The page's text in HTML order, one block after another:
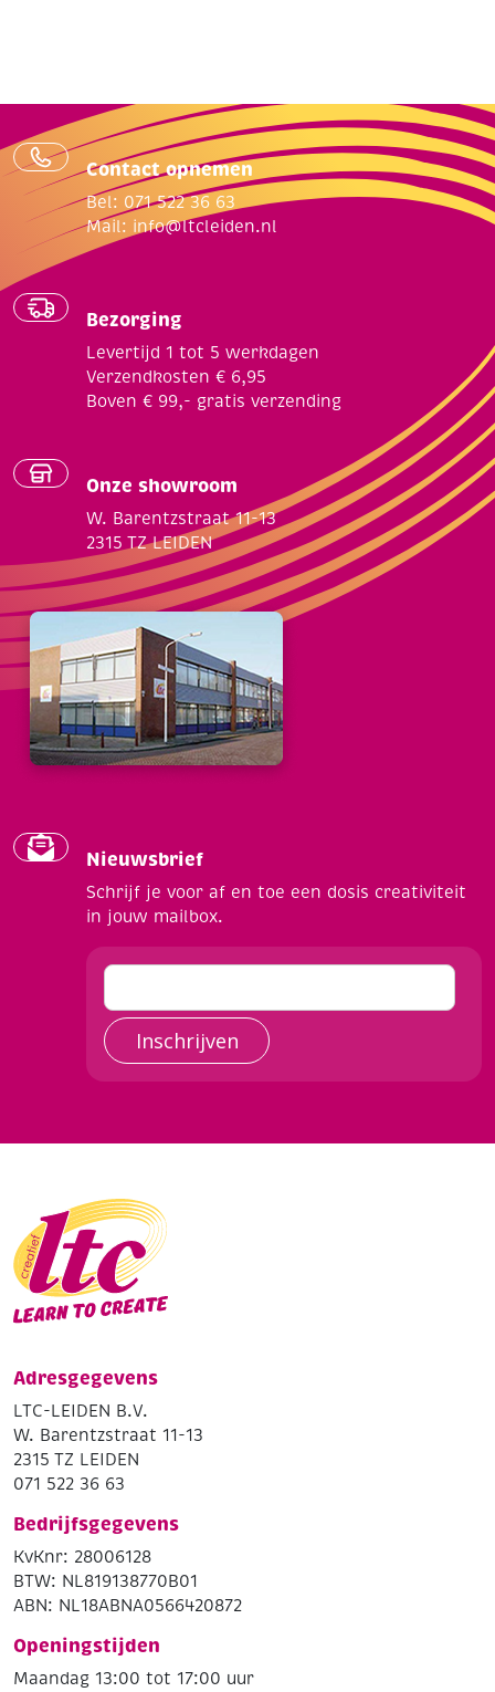
Contact opnemen
Bel: 071 522 36 63
Mail: info@ltcleiden.nl
Bezorging
Levertijd 1 tot 5 werkdagen
Verzendkosten € 6,95
Boven € 99,- gratis verzending
Onze showroom
W. Barentzstraat 11-13
2315 TZ LEIDEN
Nieuwsbrief
Schrijf je voor af en toe een dosis creativiteit
in jouw mailbox.
Inschrijven
Adresgegevens
LTC-LEIDEN B.V.
W. Barentzstraat 11-13
2315 TZ LEIDEN
071 522 36 63
Bedrijfsgegevens
KvKnr: 28006128
BTW: NL819138770B01
ABN: NL18ABNA0566420872
Openingstijden
Maandag 13:00 tot 17:00 uur